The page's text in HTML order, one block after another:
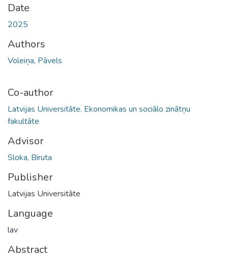
Date
2025
Authors
Voleiņa, Pāvels
Co-author
Latvijas Universitāte. Ekonomikas un sociālo zinātņu
fakultāte
Advisor
Sloka, Biruta
Publisher
Latvijas Universitāte
Language
lav
Abstract